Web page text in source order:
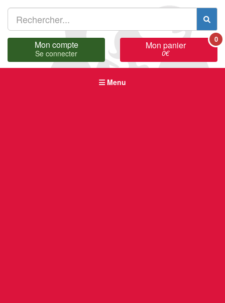
Mon compte
Se connecter
Mon panier
0€
0
Menu